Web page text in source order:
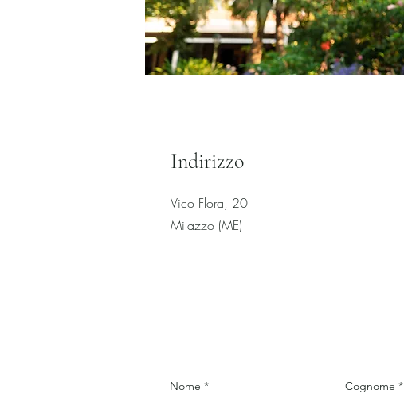
Indirizzo
Vico Flora, 20
Milazzo (ME)
Nome Cognome